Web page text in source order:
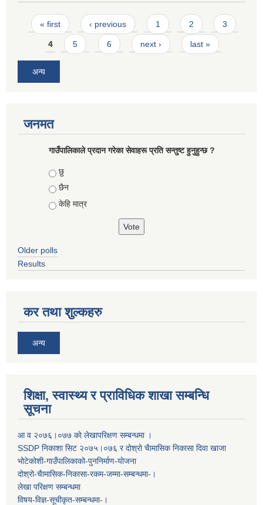
Pages
« first ‹ previous 1 2 3
4 5 6 next › last »
अन्य
जनमत
गाउँपालिकाले प्रदान गरेका सेवाहरू प्रति सन्तुष्ट हुनुहुन्छ ?
Choices
छु
छैन
केहि मात्र
Older polls
Results
कर तथा शुल्कहरु
अन्य
शिक्षा, स्वास्थ्य र प्राविधिक शाखा सम्बन्धि
सूचना
आ व २०७६।०७७ काे लेखापरिक्षण सम्बन्धमा ।
SSDP निकाशा सिट २०७५।०७६ र दोश्रो चैामासिक निकासा दिवा खाजा
भोटेकोशी-गाउँपालिकाको-पुननिर्माण-योजना
दोश्रो-चैामासिक-निकासा-रकम-जम्मा-सम्बन्धमा-।
लेखा परिक्षण सम्बन्धमा
विषय-विज्ञ-सूचीकृत-सम्बन्धमा-।